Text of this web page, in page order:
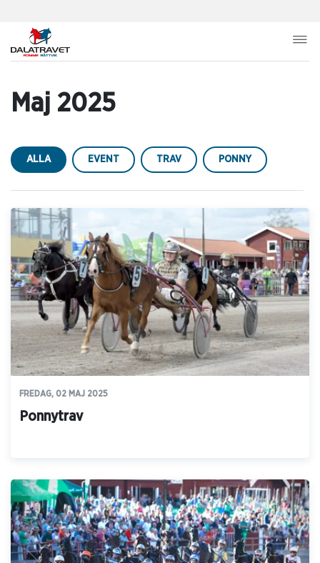
Maj 2025
ALLA EVENT TRAV PONNY
FREDAG, 02 MAJ 2025
Ponnytrav